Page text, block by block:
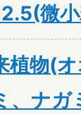
微
植物(
、ナガ